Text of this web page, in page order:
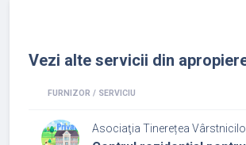
Vezi alte servicii din
FURNIZOR / SERVICIU
Asociaţia Tinerețea